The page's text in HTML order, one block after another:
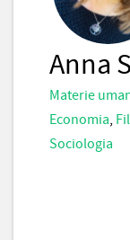
Anna
Materie
Economia,
Sociologia